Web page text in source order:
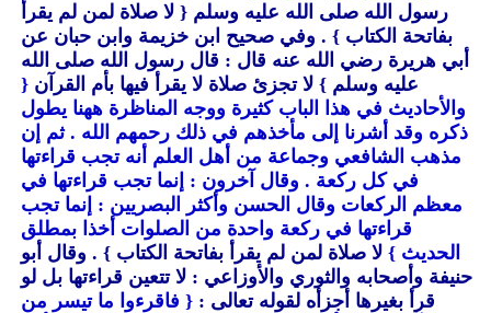
رسول الله صلى الله عليه وسلم { لا صلاة لمن لم يقرأ
بفاتحة الكتاب } . وفي صحيح ابن خزيمة وابن حبان عن
أبي هريرة رضي الله عنه قال : قال رسول الله صلى الله
عليه وسلم } لا تجزئ صلاة لا يقرأ فيها بأم القرآن {
والأحاديث في هذا الباب كثيرة ووجه المناظرة ههنا يطول
ذكره وقد أشرنا إلى مأخذهم في ذلك رحمهم الله . ثم إن
مذهب الشافعي وجماعة من أهل العلم أنه تجب قراءتها
في كل ركعة . وقال آخرون : إنما تجب قراءتها في
معظم الركعات وقال الحسن وأكثر البصريين : إنما تجب
قراءتها في ركعة واحدة من الصلوات أخذا بمطلق
الحديث } لا صلاة لمن لم يقرأ بفاتحة الكتاب } . وقال أبو
حنيفة وأصحابه والثوري والأوزاعي : لا تتعين قراءتها بل لو
قرأ بغيرها أجزأه لقوله تعالى : { فاقرءوا ما تيسر من